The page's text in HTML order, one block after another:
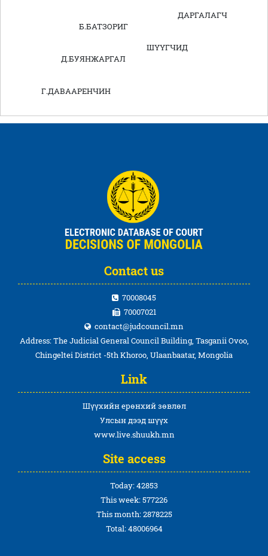
ДАРГАЛАГЧ
Б.БАТЗОРИГ
ШҮҮГЧИД
Д.БУЯНЖАРГАЛ
Г.ДАВААРЕНЧИН
Contact us
70008045
70007021
contact@judcouncil.mn
Address: The Judicial General Council Building, Tasganii Ovoo,
Chingeltei District -5th Khoroo, Ulaanbaatar, Mongolia
Link
Шүүхийн ерөнхий зөвлөл
Улсын дээд шүүх
www.live.shuukh.mn
Site access
Today: 42853
This week: 577226
This month: 2878225
Total: 48006964